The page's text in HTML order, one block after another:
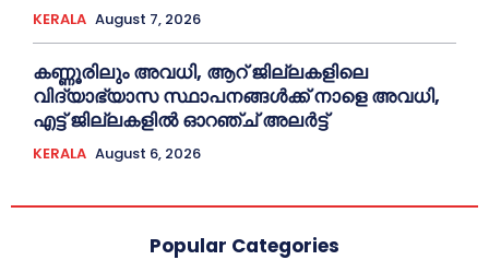
KERALA August 7, 2026
കണ്ണൂരിലും അവധി, ആറ് ജില്ലകളിലെ
വിദ്യാഭ്യാസ സ്ഥാപനങ്ങൾക്ക് നാളെ അവധി,
എട്ട് ജില്ലകളിൽ ഓറഞ്ച് അലർട്ട്
KERALA August 6, 2026
Popular Categories